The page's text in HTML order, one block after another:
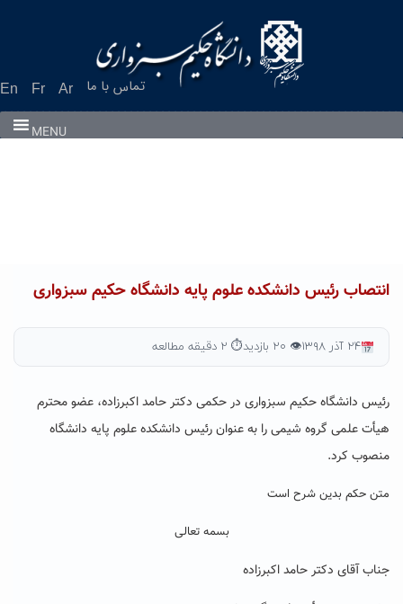
En Fr Ar تماس با ما
MENU
انتصاب رئیس دانشکده علوم پایه دانشگاه حکیم سبزواری
۲۴ آذر ۱۳۹۸ 👁 ۲۰ بازدید ⏱ ۲ دقیقه مطالعه
رئیس دانشگاه حکیم سبزواری در حکمی دکتر حامد اکبرزاده، عضو محترم
هیأت علمی گروه شیمی را به عنوان رئیس دانشکده علوم پایه دانشگاه
منصوب کرد.
متن حکم بدین شرح است
بسمه تعالی
جناب آقای دکتر حامد اکبرزاده